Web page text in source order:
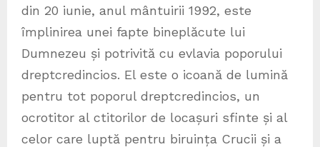
din 20 iunie, anul mântuirii 1992, este
împlinirea unei fapte bineplăcute lui
Dumnezeu și potrivită cu evlavia poporului
dreptcredincios. El este o icoană de lumină
pentru tot poporul dreptcredincios, un
ocrotitor al ctitorilor de locașuri sfinte și al
celor care luptă pentru biruința Crucii și a